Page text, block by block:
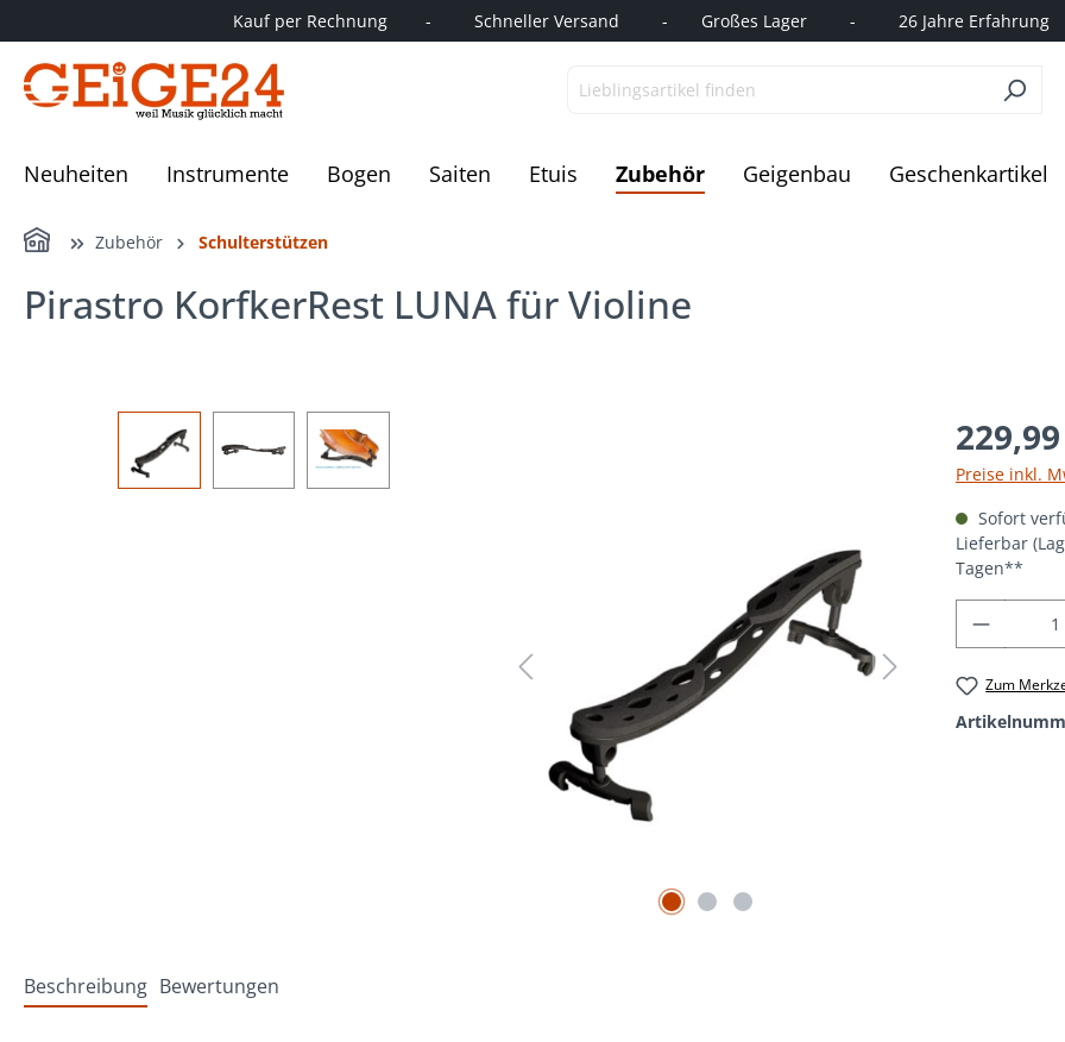
Zur Hauptnavigation springenKauf per Rechnung        -         Schneller Versand         -       Großes Lager         -         26 Jahre Erfahrung
Neuheiten Instrumente Bogen Saiten Etuis Zubehör Geigenbau Geschenkartikel
Home Zubehör Schulterstützen
Pirastro KorfkerRest LUNA für Violine
Bildergalerie überspringen
Preise inkl.
Sofort
Lieferbar
Tagen**
Zum
Beschreibung Bewertungen